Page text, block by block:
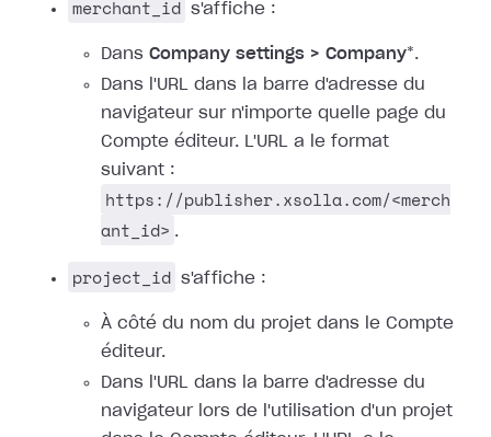
merchant_id s'affiche :
Dans Company settings > Company*.
Dans l'URL dans la barre d'adresse du
navigateur sur n'importe quelle page du
Compte éditeur. L'URL a le format
suivant :
https://publisher.xsolla.com/<merch
ant_id> .
project_id s'affiche :
À côté du nom du projet dans le Compte
éditeur.
Dans l'URL dans la barre d'adresse du
navigateur lors de l'utilisation d'un projet